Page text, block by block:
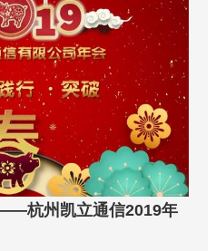
杭州凯立通信2019年